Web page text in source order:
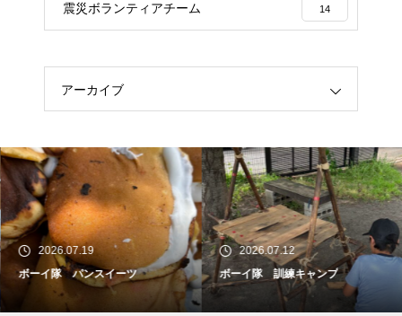
震災ボランティアチーム 14
アーカイブ
2026.07.19
ボーイ隊 パンスイーツ
2026.07.12
ボーイ隊 訓練キャンプ